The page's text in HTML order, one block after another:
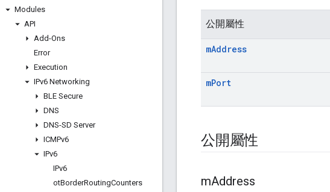
Modules
API
Add-Ons
Error
Execution
IPv6 Networking
BLE Secure
DNS
DNS-SD Server
ICMPv6
IPv6
IPv6
otBorderRoutingCounters
公開屬性
mAddress
mPort
公開屬性
mAddress